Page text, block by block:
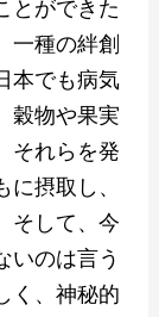
とができた
一種の絆創
本でも病気
穀物や果実
それらを発
摂取し、
そして、今
いのは言う
く、神秘的